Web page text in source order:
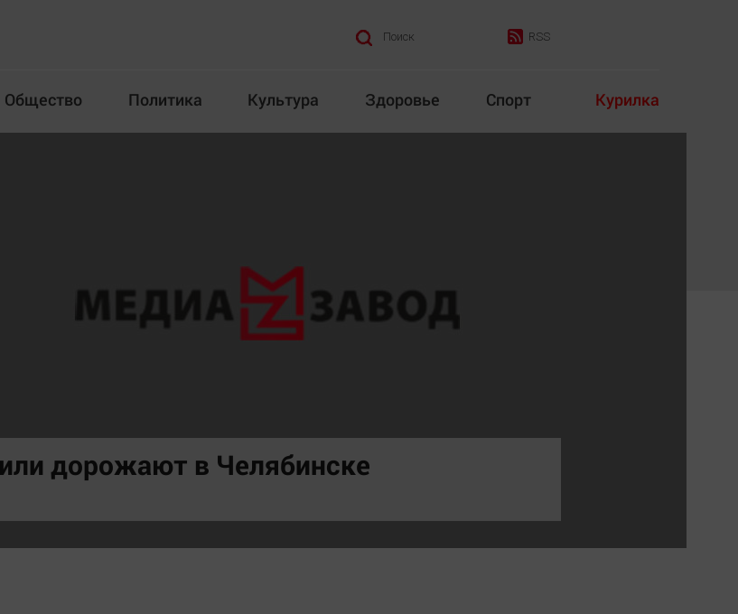
Поиск RSS
Общество Политика Культура Здоровье Спорт Курилка
космический
рубрики
version
консультация
Вкусное
Гороскоп
ЖКХ
Интервью
Отдых
Персона
Светская жизнь
Тенденции
дорожают в Челябинске